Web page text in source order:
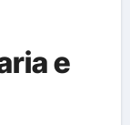
e